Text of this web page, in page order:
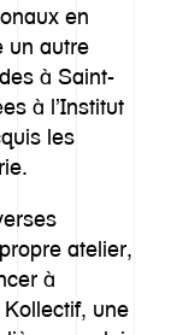
en
un autre
à Saint-
à l’Institut
les
atelier,
à
une